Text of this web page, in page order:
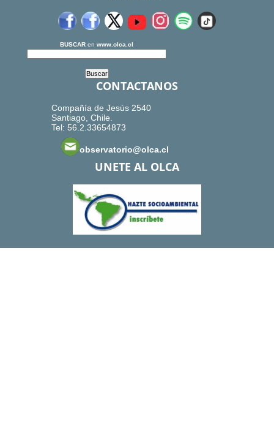
BUSCAR en www.olca.cl
CONTACTANOS
Compañía de Jesús 2540
Santiago, Chile.
Tel: 56.2.33654873
observatorio@olca.cl
UNETE AL OLCA